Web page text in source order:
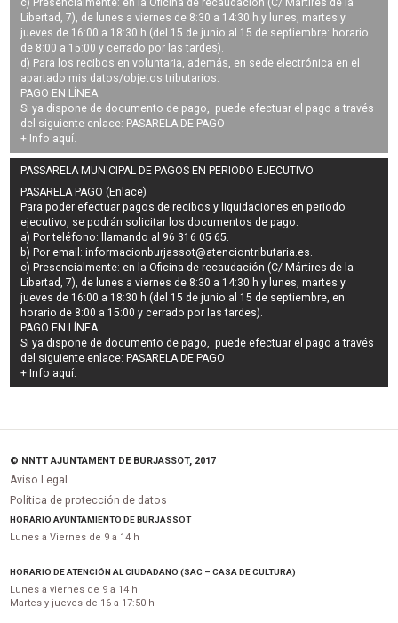
Libertad, 7), de lunes a viernes de 8:30 a 14:30 h y lunes, martes y
jueves de 16:00 a 18:30 h (del 15 de junio al 15 de septiembre: horario
de 8:00 a 15:00 y cerrado por las tardes).
d) Para los recibos en voluntaria, además, en sede electrónica en el
apartado mis datos/objetos tributarios.
PAGO EN LÍNEA:
Si ya dispone de documento de pago, puede efectuar el pago a través
del siguiente enlace: PASARELA DE PAGO
+ Info aquí
PASSARELA MUNICIPAL DE PAGOS EN PERIODO EJECUTIVO
PASARELA PAGO (Enlace)
Para poder efectuar pagos derecibos y liquidaciones en periodo
ejecutivo, se podrán solicitar los documentos de pago:
a) Por teléfono: llamando al 96 316 05 65.
b) Por email:informacionburjassot@atenciontributaria.es.
c) Presencialmente: en la Oficina de recaudación (C/ Mártires de la
Libertad, 7), de lunes a viernes de 8:30 a 14:30 h y lunes, martes y
jueves de 16:00 a 18:30 h (del 15 de junio al 15 de septiembre, en
horario de 8:00 a 15:00 y cerrado por las tardes).
PAGO EN LÍNEA:
Si ya dispone de documento de pago, puede efectuar el pago a través
del siguiente enlace:PASARELA DE PAGO
+ Info aquí.
© NNTT AJUNTAMENT DE BURJASSOT, 2017
Aviso Legal
Política de protección de datos
HORARIO AYUNTAMIENTO DE BURJASSOT
Lunes a Viernes de 9 a 14 h
HORARIO DE ATENCIÓN AL CIUDADANO (SAC – CASA DE CULTURA)
Lunes a viernes de 9 a 14 h
Martes y jueves de 16 a 17:50 h